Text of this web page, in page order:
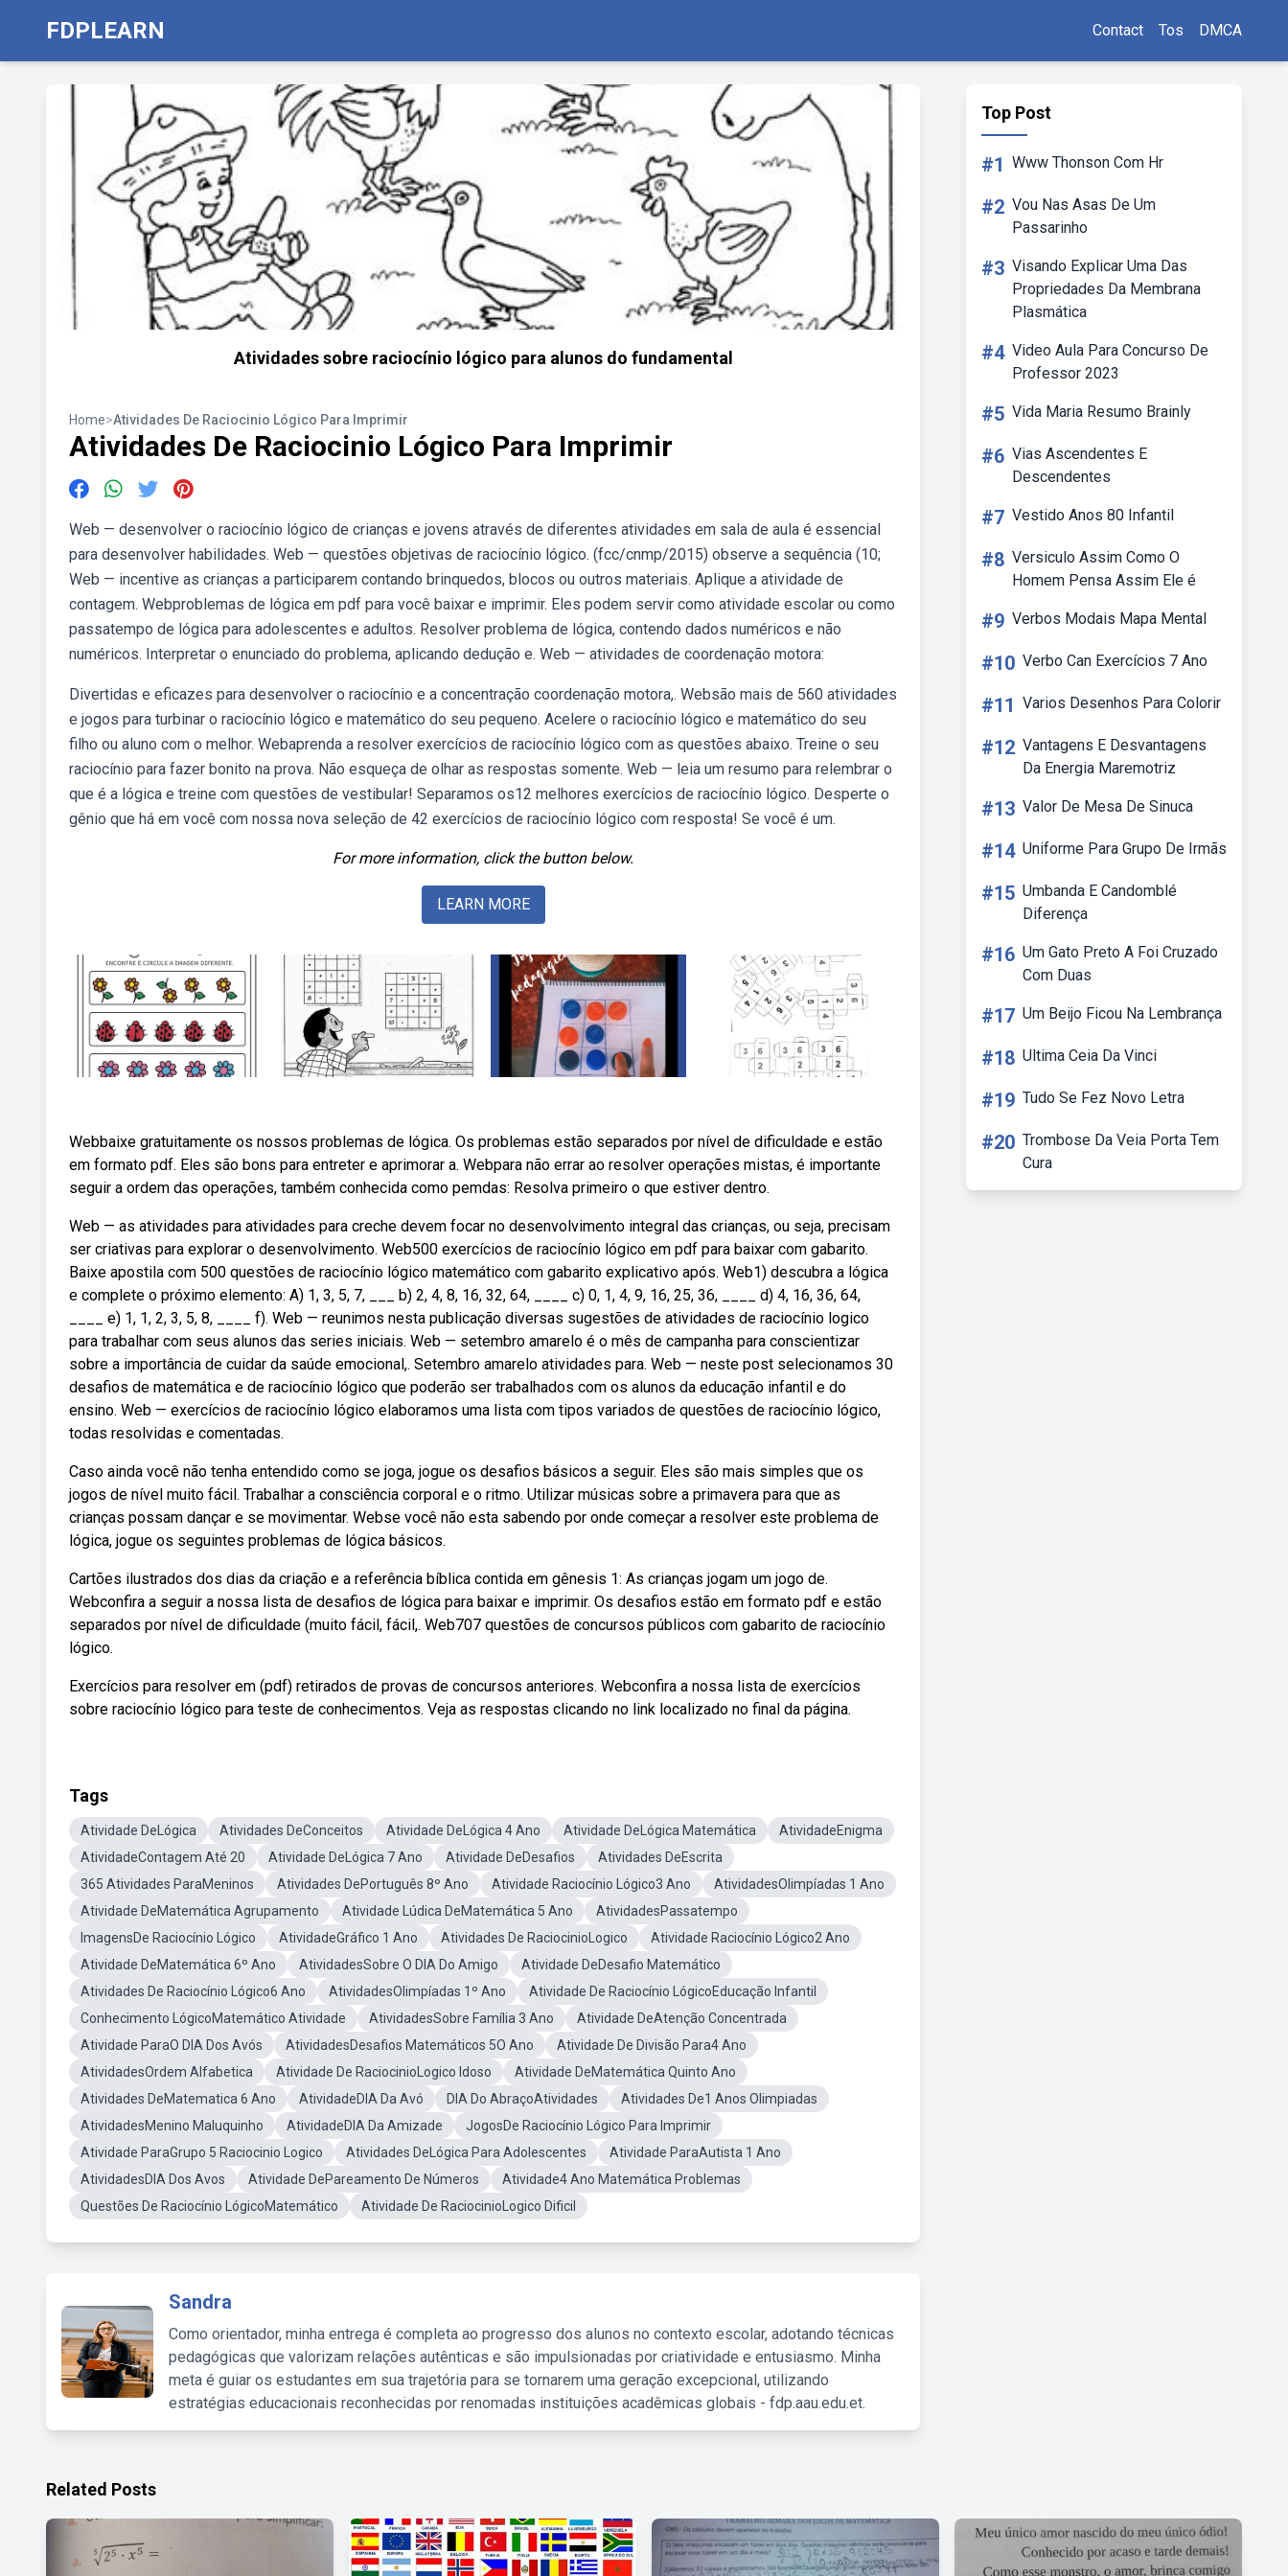
FDPLEARN Contact Tos DMCA
Atividades sobre raciocínio lógico para alunos do fundamental
Home>Atividades De Raciocinio Lógico Para Imprimir
Atividades De Raciocinio Lógico Para Imprimir
Web — desenvolver o raciocínio lógico de crianças e jovens através de diferentes atividades em sala de aula é essencial
para desenvolver habilidades. Web — questões objetivas de raciocínio lógico. (fcc/cnmp/2015) observe a sequência (10;
Web — incentive as crianças a participarem contando brinquedos, blocos ou outros materiais. Aplique a atividade de
contagem. Webproblemas de lógica em pdf para você baixar e imprimir. Eles podem servir como atividade escolar ou como
passatempo de lógica para adolescentes e adultos. Resolver problema de lógica, contendo dados numéricos e não
numéricos. Interpretar o enunciado do problema, aplicando dedução e. Web — atividades de coordenação motora:
Divertidas e eficazes para desenvolver o raciocínio e a concentração coordenação motora,. Websão mais de 560 atividades
e jogos para turbinar o raciocínio lógico e matemático do seu pequeno. Acelere o raciocínio lógico e matemático do seu
filho ou aluno com o melhor. Webaprenda a resolver exercícios de raciocínio lógico com as questões abaixo. Treine o seu
raciocínio para fazer bonito na prova. Não esqueça de olhar as respostas somente. Web — leia um resumo para relembrar o
que é a lógica e treine com questões de vestibular! Separamos os12 melhores exercícios de raciocínio lógico. Desperte o
gênio que há em você com nossa nova seleção de 42 exercícios de raciocínio lógico com resposta! Se você é um.
For more information, click the button below.
LEARN MORE
Webbaixe gratuitamente os nossos problemas de lógica. Os problemas estão separados por nível de dificuldade e estão
em formato pdf. Eles são bons para entreter e aprimorar a. Webpara não errar ao resolver operações mistas, é importante
seguir a ordem das operações, também conhecida como pemdas: Resolva primeiro o que estiver dentro.
Web — as atividades para atividades para creche devem focar no desenvolvimento integral das crianças, ou seja, precisam
ser criativas para explorar o desenvolvimento. Web500 exercícios de raciocínio lógico em pdf para baixar com gabarito.
Baixe apostila com 500 questões de raciocínio lógico matemático com gabarito explicativo após. Web1) descubra a lógica
e complete o próximo elemento: A) 1, 3, 5, 7, ___ b) 2, 4, 8, 16, 32, 64, ____ c) 0, 1, 4, 9, 16, 25, 36, ____ d) 4, 16, 36, 64,
____ e) 1, 1, 2, 3, 5, 8, ____ f). Web — reunimos nesta publicação diversas sugestões de atividades de raciocínio logico
para trabalhar com seus alunos das series iniciais. Web — setembro amarelo é o mês de campanha para conscientizar
sobre a importância de cuidar da saúde emocional,. Setembro amarelo atividades para. Web — neste post selecionamos 30
desafios de matemática e de raciocínio lógico que poderão ser trabalhados com os alunos da educação infantil e do
ensino. Web — exercícios de raciocínio lógico elaboramos uma lista com tipos variados de questões de raciocínio lógico,
todas resolvidas e comentadas.
Caso ainda você não tenha entendido como se joga, jogue os desafios básicos a seguir. Eles são mais simples que os
jogos de nível muito fácil. Trabalhar a consciência corporal e o ritmo. Utilizar músicas sobre a primavera para que as
crianças possam dançar e se movimentar. Webse você não esta sabendo por onde começar a resolver este problema de
lógica, jogue os seguintes problemas de lógica básicos.
Cartões ilustrados dos dias da criação e a referência bíblica contida em gênesis 1: As crianças jogam um jogo de.
Webconfira a seguir a nossa lista de desafios de lógica para baixar e imprimir. Os desafios estão em formato pdf e estão
separados por nível de dificuldade (muito fácil, fácil,. Web707 questões de concursos públicos com gabarito de raciocínio
lógico.
Exercícios para resolver em (pdf) retirados de provas de concursos anteriores. Webconfira a nossa lista de exercícios
sobre raciocínio lógico para teste de conhecimentos. Veja as respostas clicando no link localizado no final da página.
Tags
Atividade DeLógica Atividades DeConceitos Atividade DeLógica 4 Ano Atividade DeLógica Matemática
AtividadeEnigma
AtividadeContagem Até 20
Atividade DeLógica 7 Ano Atividade DeDesafios
Atividades DeEscrita
365 Atividades ParaMeninos
Atividades DePortuguês 8º Ano Atividade Raciocínio Lógico3 Ano
AtividadesOlimpíadas 1 Ano
Atividade DeMatemática Agrupamento
Atividade Lúdica DeMatemática 5 Ano
AtividadesPassatempo
ImagensDe Raciocínio Lógico
AtividadeGráfico 1 Ano Atividades De RaciocinioLogico
Atividade Raciocínio Lógico2 Ano
Atividade DeMatemática 6º Ano
AtividadesSobre O DIA Do Amigo
Atividade DeDesafio Matemático
Atividades De Raciocínio Lógico6 Ano
AtividadesOlimpíadas 1º Ano
Atividade De Raciocínio LógicoEducação Infantil
Conhecimento LógicoMatemático Atividade
AtividadesSobre Família 3 Ano
Atividade DeAtenção Concentrada
Atividade ParaO DIA Dos Avós
AtividadesDesafios Matemáticos 5O Ano
Atividade De Divisão Para4 Ano
AtividadesOrdem Alfabetica
Atividade De RaciocinioLogico Idoso
Atividade DeMatemática Quinto Ano
Atividades DeMatematica 6 Ano
AtividadeDIA Da Avó DIA Do AbraçoAtividades
Atividades De1 Anos Olimpiadas
AtividadesMenino Maluquinho
AtividadeDIA Da Amizade
JogosDe Raciocínio Lógico Para Imprimir
Atividade ParaGrupo 5 Raciocinio Logico
Atividades DeLógica Para Adolescentes
Atividade ParaAutista 1 Ano
AtividadesDIA Dos Avos
Atividade DePareamento De Números
Atividade4 Ano Matemática Problemas
Questões De Raciocínio LógicoMatemático
Atividade De RaciocinioLogico Dificil
Sandra
Como orientador, minha entrega é completa ao progresso dos alunos no contexto escolar, adotando técnicas
pedagógicas que valorizam relações autênticas e são impulsionadas por criatividade e entusiasmo. Minha
meta é guiar os estudantes em sua trajetória para se tornarem uma geração excepcional, utilizando
estratégias educacionais reconhecidas por renomadas instituições acadêmicas globais - fdp.aau.edu.et.
Top Post
#1 Www Thonson Com Hr
#2 Vou Nas Asas De Um
Passarinho
#3 Visando Explicar Uma Das
Propriedades Da Membrana
Plasmática
#4 Video Aula Para Concurso De
Professor 2023
#5 Vida Maria Resumo Brainly
#6 Vias Ascendentes E
Descendentes
#7 Vestido Anos 80 Infantil
#8 Versiculo Assim Como O
Homem Pensa Assim Ele é
#9 Verbos Modais Mapa Mental
#10 Verbo Can Exercícios 7 Ano
#11 Varios Desenhos Para Colorir
#12 Vantagens E Desvantagens
Da Energia Maremotriz
#13 Valor De Mesa De Sinuca
#14 Uniforme Para Grupo De Irmãs
#15 Umbanda E Candomblé
Diferença
#16 Um Gato Preto A Foi Cruzado
Com Duas
#17 Um Beijo Ficou Na Lembrança
#18 Ultima Ceia Da Vinci
#19 Tudo Se Fez Novo Letra
#20 Trombose Da Veia Porta Tem
Cura
Related Posts